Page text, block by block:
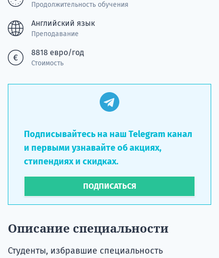
Продолжительность обучения
Английский язык
Преподавание
8818 евро/год
Стоимость
Подписывайтесь на наш Telegram канал
и первыми узнавайте об акциях,
стипендиях и скидках.
ПОДПИСАТЬСЯ
Описание специальности
Студенты, избравшие специальность